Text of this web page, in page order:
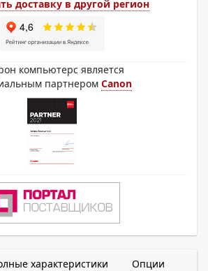
доставку в другой регион
компьютерс является
партнером Canon
характеристики Опции